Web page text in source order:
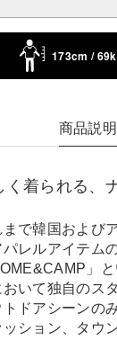
173cm /
商品説明
く着られる、
まで韓国および
パレルアイテム
」
おいて独自のス
トドアシーンの
ッション、タウ